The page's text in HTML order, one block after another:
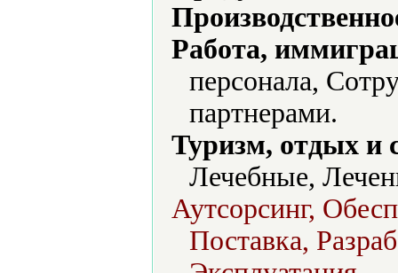
Работа,
персонала,
партнерами.
Туризм, отдых и
Лечебные,
Аутсорсинг,
Поставка,